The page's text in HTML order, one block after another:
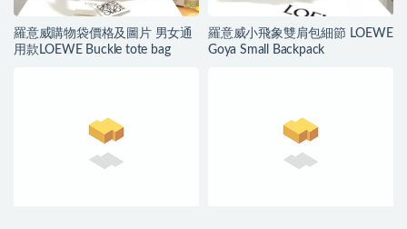
羅意威購物袋價格及圖片 男女通
用款LOEWE Buckle tote bag
羅意威小飛象雙肩包細節 LOEWE
Goya Small Backpack